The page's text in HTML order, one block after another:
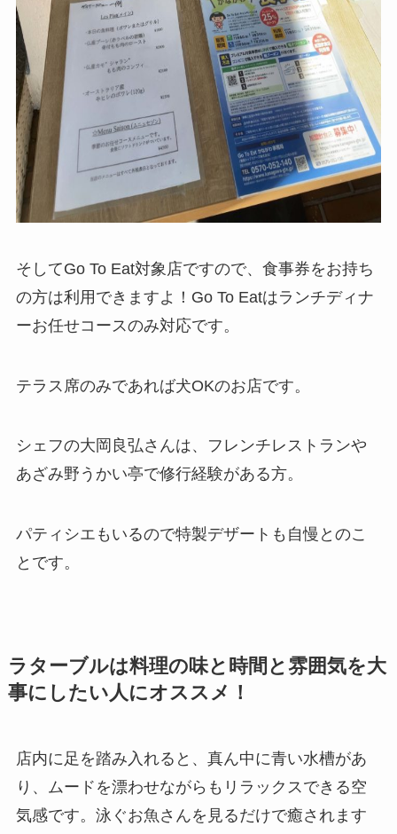
そしてGo To Eat対象店ですので、食事券をお持ち
の方は利用できますよ！Go To Eatはランチディナ
ーお任せコースのみ対応です。
テラス席のみであれば犬OKのお店です。
シェフの大岡良弘さんは、フレンチレストランや
あざみ野うかい亭で修行経験がある方。
パティシエもいるので特製デザートも自慢とのこ
とです。
ラターブルは料理の味と時間と雰囲気を大
事にしたい人にオススメ！
店内に足を踏み入れると、真ん中に青い水槽があ
り、ムードを漂わせながらもリラックスできる空
気感です。泳ぐお魚さんを見るだけで癒されます